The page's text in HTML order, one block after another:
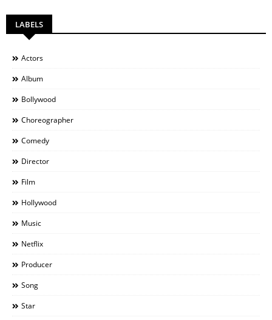
LABELS
Actors
Album
Bollywood
Choreographer
Comedy
Director
Film
Hollywood
Music
Netflix
Producer
Song
Star